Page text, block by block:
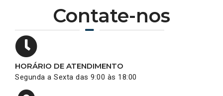
Contate-nos
HORÁRIO DE ATENDIMENTO
Segunda a Sexta das 9:00 às 18:00